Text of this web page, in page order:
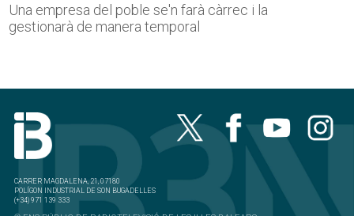
Una empresa del poble se'n farà càrrec i la
gestionarà de manera temporal
CARRER MAGDALENA, 21, 07180
POLÍGON INDUSTRIAL DE SON BUGADELLES
(+34) 971 139 333